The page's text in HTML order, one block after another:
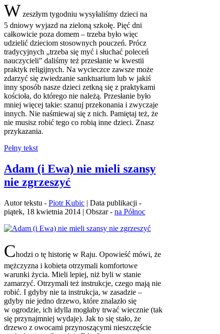
W zeszłym tygodniu wysyłaliśmy dzieci na
5 dniowy wyjazd na zieloną szkołę. Pięć dni
całkowicie poza domem – trzeba było więc
udzielić dzieciom stosownych pouczeń. Prócz
tradycyjnych „trzeba się myć i słuchać poleceń
nauczycieli” daliśmy też przesłanie w kwestii
praktyk religijnych. Na wycieczce zawsze może
zdarzyć się zwiedzanie sanktuarium lub w jakiś
inny sposób nasze dzieci zetkną się z praktykami
kościoła, do którego nie należą. Przesłanie było
mniej więcej takie: szanuj przekonania i zwyczaje
innych. Nie naśmiewaj się z nich. Pamiętaj też, że
nie musisz robić tego co robią inne dzieci. Znasz
przykazania.
Pełny tekst
Adam (i Ewa) nie mieli szansy
nie zgrzeszyć
Autor tekstu - Piotr Kubic | Data publikacji -
piątek, 18 kwietnia 2014 | Obszar - na Północ
Chodzi o tę historię w Raju. Opowieść mówi, że
mężczyzna i kobieta otrzymali komfortowe
warunki życia. Mieli lepiej, niż byli w stanie
zamarzyć. Otrzymali też instrukcje, czego mają nie
robić. I gdyby nie ta instrukcja, w zasadzie –
gdyby nie jedno drzewo, które znalazło się
w ogrodzie, ich idylla mogłaby trwać wiecznie (tak
się przynajmniej wydaje). Jak to się stało, że
drzewo z owocami przynoszącymi nieszczęście